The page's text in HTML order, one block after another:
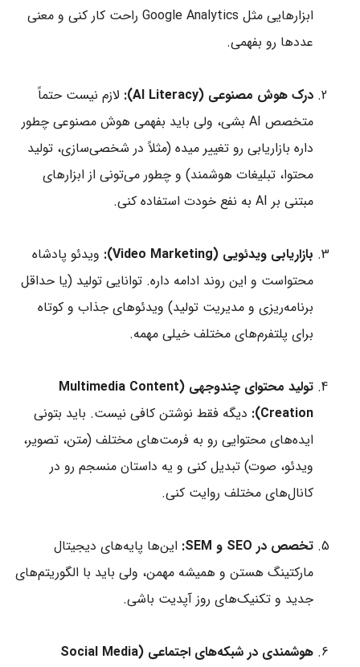
ابزارهایی مثل Google Analytics راحت کار کنی و معنی
عددها رو بفهمی.
درک هوش مصنوعی (AI Literacy):
لازم نیست حتماً
متخصص AI بشی، ولی باید بفهمی هوش مصنوعی چطور
داره بازاریابی رو تغییر میده (مثلاً در شخصی‌سازی، تولید
محتوا، تبلیغات هوشمند) و چطور می‌تونی از ابزارهای
مبتنی بر AI به نفع خودت استفاده کنی.
بازاریابی ویدئویی (Video Marketing):
ویدئو پادشاه
محتواست و این روند ادامه داره. توانایی تولید (یا حداقل
برنامه‌ریزی و مدیریت تولید) ویدئوهای جذاب و کوتاه
برای پلتفرم‌های مختلف خیلی مهمه.
تولید محتوای چندوجهی (Multimedia Content
Creation):
دیگه فقط نوشتن کافی نیست. باید بتونی
ایده‌های محتوایی رو به فرمت‌های مختلف (متن، تصویر،
ویدئو، صوت) تبدیل کنی و یه داستان منسجم رو در
کانال‌های مختلف روایت کنی.
تخصص در SEO و SEM:
این‌ها پایه‌های دیجیتال
مارکتینگ هستن و همیشه مهمن، ولی باید با الگوریتم‌های
جدید و تکنیک‌های روز آپدیت باشی.
هوشمندی در شبکه‌های اجتماعی (Social Media